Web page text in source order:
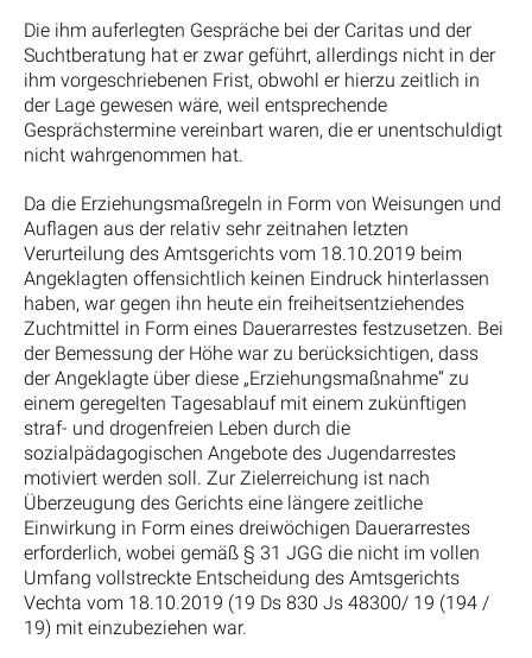
Die ihm auferlegten Gespräche bei der Caritas und der
Suchtberatung hat er zwar geführt, allerdings nicht in der
ihm vorgeschriebenen Frist, obwohl er hierzu zeitlich in
der Lage gewesen wäre, weil entsprechende
Gesprächstermine vereinbart waren, die er unentschuldigt
nicht wahrgenommen hat.
Da die Erziehungsmaßregeln in Form von Weisungen und
Auflagen aus der relativ sehr zeitnahen letzten
Verurteilung des Amtsgerichts vom 18.10.2019 beim
Angeklagten offensichtlich keinen Eindruck hinterlassen
haben, war gegen ihn heute ein freiheitsentziehendes
Zuchtmittel in Form eines Dauerarrestes festzusetzen. Bei
der Bemessung der Höhe war zu berücksichtigen, dass
der Angeklagte über diese „Erziehungsmaßnahme“ zu
einem geregelten Tagesablauf mit einem zukünftigen
straf- und drogenfreien Leben durch die
sozialpädagogischen Angebote des Jugendarrestes
motiviert werden soll. Zur Zielerreichung ist nach
Überzeugung des Gerichts eine längere zeitliche
Einwirkung in Form eines dreiwöchigen Dauerarrestes
erforderlich, wobei gemäß § 31 JGG die nicht im vollen
Umfang vollstreckte Entscheidung des Amtsgerichts
Vechta vom 18.10.2019 (19 Ds 830 Js 48300/ 19 (194 /
19) mit einzubeziehen war.